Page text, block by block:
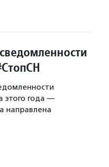
этого года —
направлена